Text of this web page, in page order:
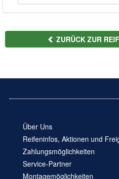
ZURÜCK ZUR
Über Uns
Reifeninfos, Aktionen und
Zahlungsmöglichkeiten
Service-Partner
Montagemöglichkeiten